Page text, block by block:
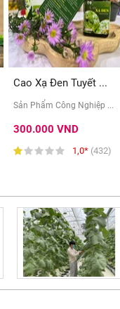
Cao Xạ Đen Tuyết ...
Sản Phẩm Công Nghiệp ...
300.000 VND
1,0* (432)